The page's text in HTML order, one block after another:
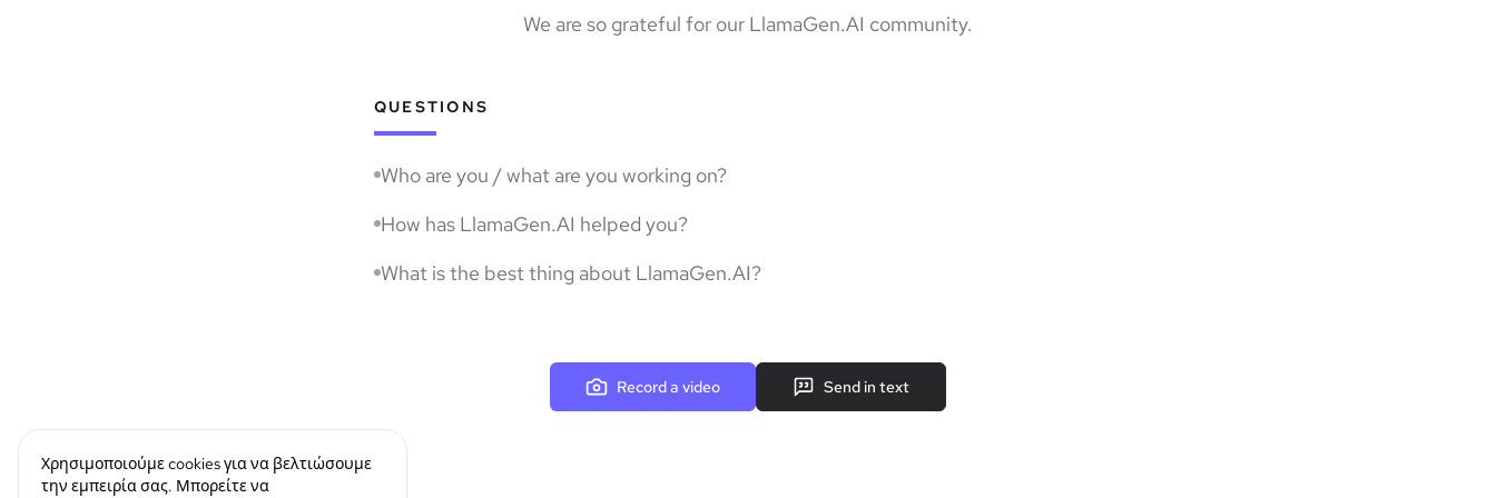
We are so grateful for our LlamaGen.AI community.
QUESTIONS
Who are you / what are you working on?
How has LlamaGen.AI helped you?
What is the best thing about LlamaGen.AI?
Record a video Send in text
Χρησιμοποιούμε cookies για να βελτιώσουμε
την εμπειρία σας. Μπορείτε να